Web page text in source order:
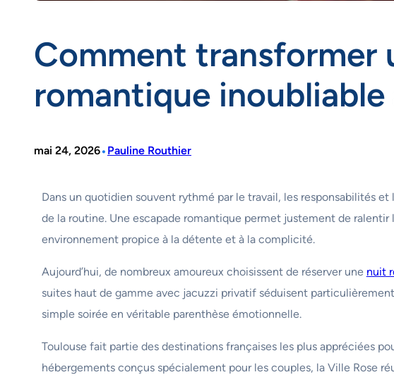
Comment transformer
romantique inoubliable
mai 24, 2026• Pauline Routhier
Dans un quotidien souvent rythmé par le travail, les responsabilités
de la routine. Une escapade romantique permet justement de
environnement propice à la détente et à la complicité.
Aujourd’hui, de nombreux amoureux choisissent de réserver une nuit
suites haut de gamme avec jacuzzi privatif séduisent
simple soirée en véritable parenthèse émotionnelle.
Toulouse fait partie des destinations françaises les plus appréciées
hébergements conçus spécialement pour les couples, la Ville Rose